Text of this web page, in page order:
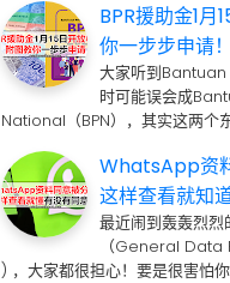
BPR援助金1月
你一步步申请！
大家听到Bantuan
时可能误会成
National（BPN），其实这两个
WhatsApp资
这样查看就知道
最近闹到轰轰烈
（General
) ，大家都很担心！要是很害怕